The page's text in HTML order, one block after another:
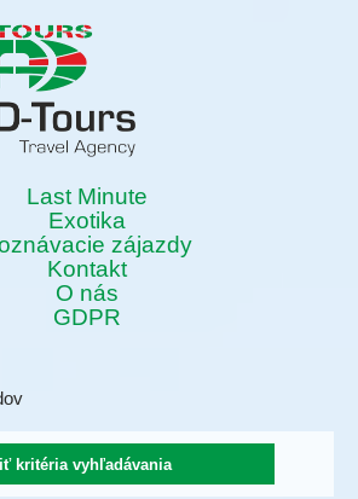
Last Minute
Exotika
zájazdy
Kontakt
O nás
GDPR